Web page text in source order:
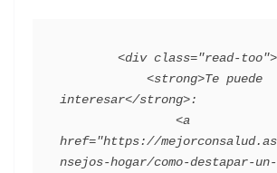
interesar</strong>:
href="https://
nsejos-hogar/como-destapar-